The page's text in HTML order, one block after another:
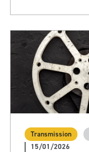
Transmission
15/01/2026